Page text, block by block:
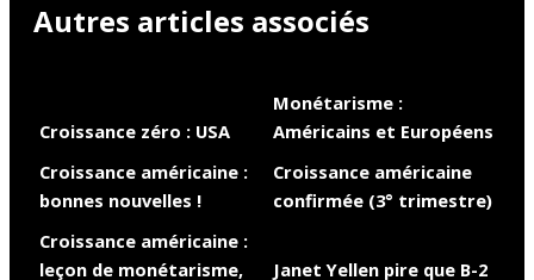
Autres articles associés
Croissance zéro : USA
Monétarisme :
Américains et Européens
Croissance américaine :
bonnes nouvelles !
Croissance américaine
confirmée (3° trimestre)
Croissance américaine :
leçon de monétarisme,
Janet Yellen pire que B-2